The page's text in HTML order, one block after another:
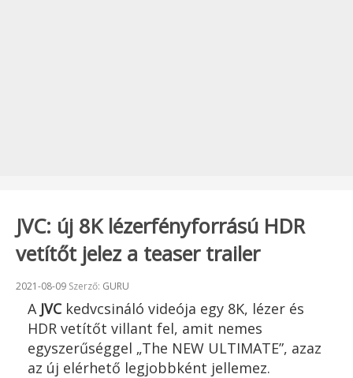
JVC: új 8K lézerfényforrású HDR
vetítőt jelez a teaser trailer
Beküldve:
2021-08-09 Szerző: GURU
A JVCkedvcsináló videója egy 8K, lézer és
HDR vetítőt villant fel, amit nemes
egyszerűséggel „The NEW ULTIMATE”, azaz
az új elérhető legjobbként jellemez.